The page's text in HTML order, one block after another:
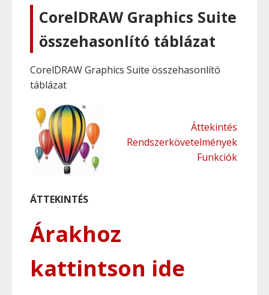
CorelDRAW Graphics Suite
összehasonlító táblázat
CorelDRAW Graphics Suite összehasonlító
táblázat
Áttekintés
Rendszerkövetelmények
Funkciók
ÁTTEKINTÉS
Árakhoz
kattintson ide